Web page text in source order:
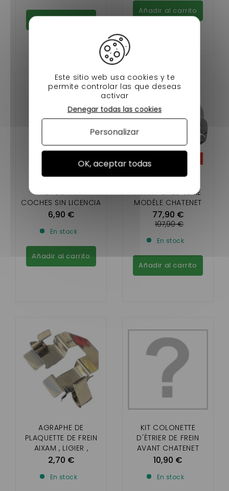
Añadir al carrito
Añadir al carrito
FRENOS PARA
COCHES SIN LICENCIA
MOTUL 750 ML
6,90 €
En stock
Añadir al carrito
AVANT CH26 3ÈMÈ
MODÈLE CHATENET
CH40/CH46 (DISQUE
KILLING 3ÈME
77,90 €
107,90 €
En stock
Añadir al carrito
AGRAPHE DE
PLAQUETTE DE FREIN
AIXAM , LIGIER ,
MICROCAR, CHATENET
BELLIER , DUÉ
2,70 €
En stock
KIT COLONETTE
D'ÉTRIER DE FREIN
AVANT CHATENET
CH26/28/30/32/33/4
BELLIER B8
10,90 €
En stock
Este sitio web usa cookies y te
permite controlar las que deseas
activar
OK, aceptar todas
Denegar todas las cookies
Personalizar